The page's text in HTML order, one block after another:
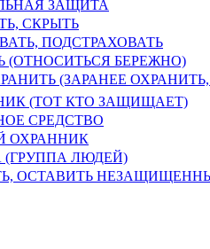
ЗАЩИТА
СКРЫТЬ
ПОДСТРАХОВАТЬ
(ОТНОСИТЬСЯ БЕРЕЖНО)
(ЗАРАНЕЕ ОХРАНИТЬ,
(ТОТ КТО ЗАЩИЩАЕТ)
СРЕДСТВО
ОХРАННИК
(ГРУППА ЛЮДЕЙ)
ОСТАВИТЬ